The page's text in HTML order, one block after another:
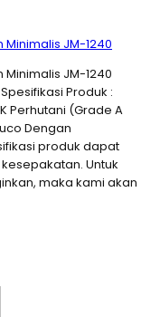
JM-1240
JM-1240
Produk :
Perhutani (Grade A
Dengan
produk dapat
Untuk
maka kami akan